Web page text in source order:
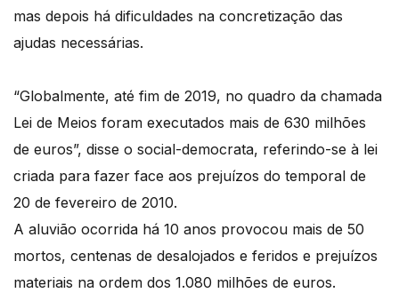
mas depois há dificuldades na concretização das
ajudas necessárias.
“Globalmente, até fim de 2019, no quadro da chamada
Lei de Meios foram executados mais de 630 milhões
de euros”, disse o social-democrata, referindo-se à lei
criada para fazer face aos prejuízos do temporal de
20 de fevereiro de 2010.
A aluvião ocorrida há 10 anos provocou mais de 50
mortos, centenas de desalojados e feridos e prejuízos
materiais na ordem dos 1.080 milhões de euros.